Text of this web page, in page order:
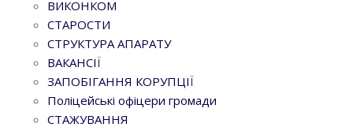
ВИКОНКОМ
СТАРОСТИ
СТРУКТУРА АПАРАТУ
ВАКАНСІЇ
ЗАПОБІГАННЯ КОРУПЦІЇ
Поліцейські офіцери громади
СТАЖУВАННЯ